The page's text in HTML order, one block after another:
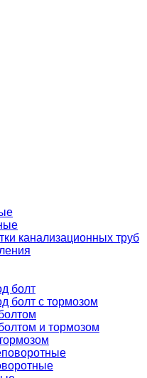
канализационных труб
болт
болт с тормозом
и тормозом